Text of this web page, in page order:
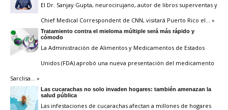
El Dr. Sanjay Gupta, neurocirujano, autor de libros superventas y
Chief Medical Correspondent de CNN, visitará Puerto Rico el … »
Tratamiento contra el mieloma múltiple será más rápido y
cómodo
La Administración de Alimentos y Medicamentos de Estados
Unidos (FDA) aprobó una nueva presentación del medicamento
Sarclisa … »
Las cucarachas no solo invaden hogares: también amenazan la
salud pública
Las infestaciones de cucarachas afectan a millones de hogares